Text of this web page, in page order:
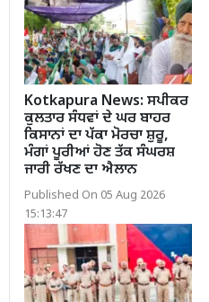
Kotkapura News: ਸਪੀਕਰ
ਕੁਲਤਾਰ ਸੰਧਵਾਂ ਦੇ ਘਰ ਬਾਹਰ
ਕਿਸਾਨਾਂ ਦਾ ਪੱਕਾ ਮੋਰਚਾ ਸ਼ੁਰੂ,
ਮੰਗਾਂ ਪੂਰੀਆਂ ਹੋਣ ਤੱਕ ਸੰਘਰਸ਼
ਜਾਰੀ ਰੱਖਣ ਦਾ ਐਲਾਨ
Published On 05 Aug 2026
15:13:47